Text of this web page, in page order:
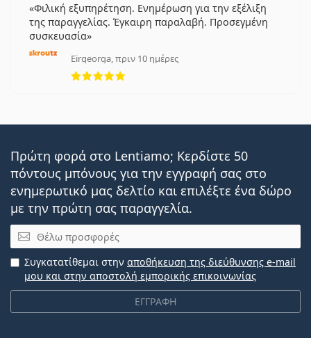
Φιλική εξυπηρέτηση. Ενημέρωση για την εξέλιξη
της παραγγελίας. Έγκαιρη παραλαβή. Προσεγμένη
συσκευασία
Eirgeorga, πριν 10 ημέρες
5 αξιολογήσεις από 5
Πρώτη φορά στο Lentiamo; Κερδίστε 50
πόντους μπόνους για την εγγραφή σας στο
ενημερωτικό μας δελτίο και επιλέξτε ένα δώρο
με την πρώτη σας παραγγελία.
Email
ΕΓΓΡΑΦΗ
Συγκατατίθεμαι στην αποθήκευση της διεύθυνσης e-mail
μου και στην αποστολή εμπορικής επικοινωνίας